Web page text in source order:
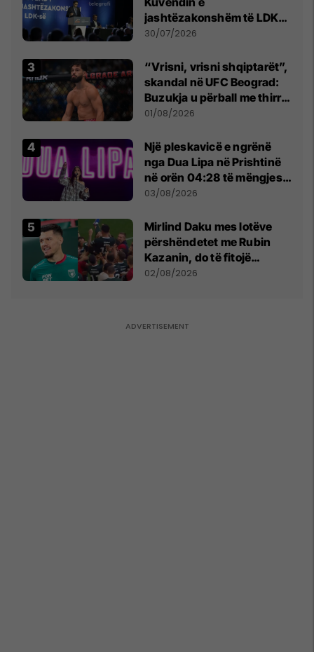
jashtëzakonshëm të LDK-
së
30/07/2026
“Vrisni, vrisni shqiptarët”,
skandal në UFC Beograd:
Buzukja u përball me thirrje
anti-shqiptare nga
01/08/2026
Një pleskavicë e ngrënë
nga Dua Lipa në Prishtinë
në orën 04:28 të mëngjesit
- dhe bota digjitale serbe
03/08/2026
Mirlind Daku mes lotëve
përshëndetet me Rubin
Kazanin, do të fitojë
miliona te Spartak Moska
02/08/2026